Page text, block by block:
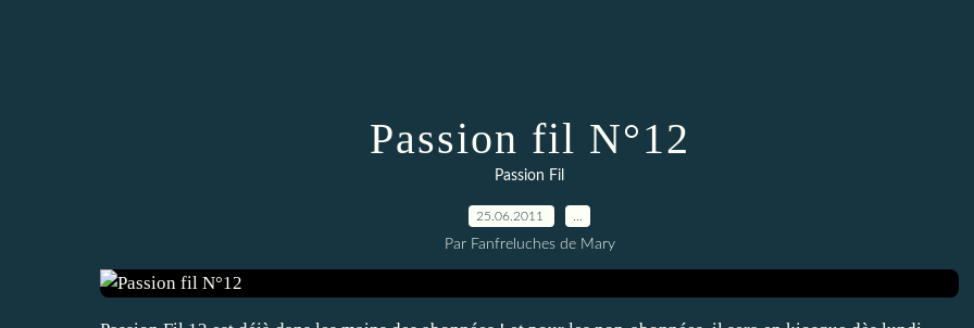
Passion fil N°12
Passion Fil
25.06.2011
Par Fanfreluches de Mary